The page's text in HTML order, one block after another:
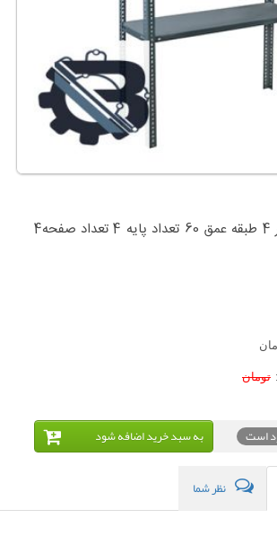
قفسه پیچ مهره ای در 4 طبقه عمق 60 تعداد پایه 4 تعداد صفحه4
تومان
است به سبد خريد اضافه شود
نظر شما